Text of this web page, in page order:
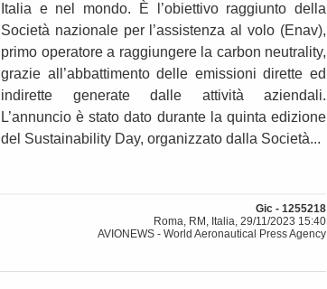
Italia e nel mondo. È l’obiettivo raggiunto della
Società nazionale per l’assistenza al volo (Enav),
primo operatore a raggiungere la carbon neutrality,
grazie all’abbattimento delle emissioni dirette ed
indirette generate dalle attività aziendali.
L’annuncio è stato dato durante la quinta edizione
del Sustainability Day, organizzato dalla Società...
Gic - 1255218
Roma, RM, Italia, 29/11/2023 15:40
AVIONEWS - World Aeronautical Press Agency